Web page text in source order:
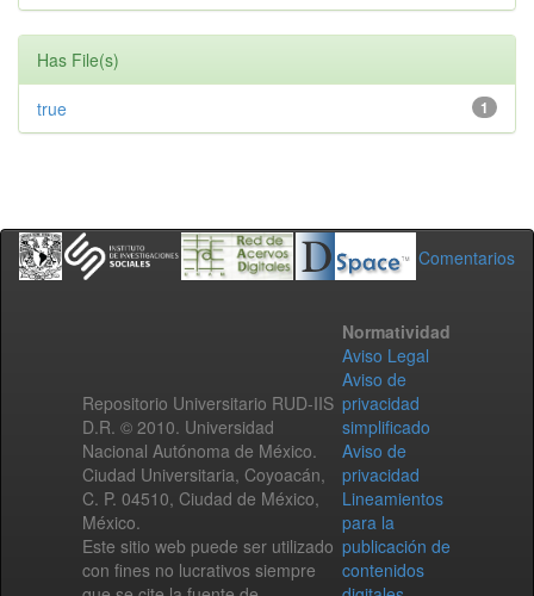
Has File(s)
1
true
Comentarios
Repositorio Universitario RUD-IIS
D.R. © 2010. Universidad
Nacional Autónoma de México.
Ciudad Universitaria, Coyoacán,
C. P. 04510, Ciudad de México,
México.
Este sitio web puede ser utilizado
con fines no lucrativos siempre
Normatividad
Aviso Legal
Aviso de
privacidad
simplificado
Aviso de
privacidad
Lineamientos
para la
publicación de
contenidos